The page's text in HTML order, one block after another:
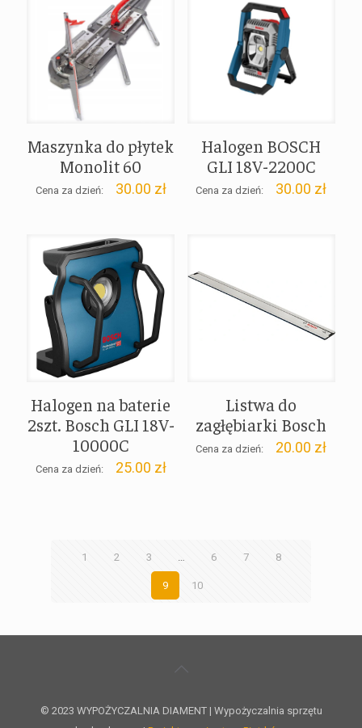
Maszynka do płytek
Monolit 60
Cena za dzień: 30.00 zł
Halogen BOSCH
GLI 18V-2200C
Cena za dzień: 30.00 zł
Halogen na baterie
2szt. Bosch GLI 18V-
10000C
Cena za dzień: 25.00 zł
Listwa do
zagłębiarki Bosch
Cena za dzień: 20.00 zł
1 2 3 … 6 7 8
9 10
© 2023 WYPOŻYCZALNIA DIAMENT | Wypożyczalnia sprzętu